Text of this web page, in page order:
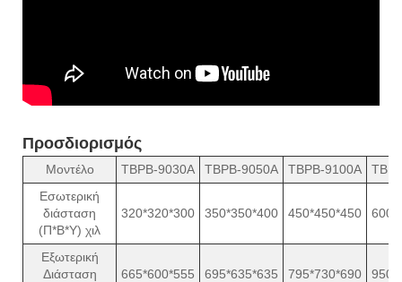
Προσδιορισμός
Μοντέλο TBPB-9030A TBPB-9050A TBPB-9100A
Εσωτερική
διάσταση
(Π*Β*Υ) χιλ
320*320*300 350*350*400 450*450*450
Εξωτερική
Διάσταση
665*600*555 695*635*635 795*730*690